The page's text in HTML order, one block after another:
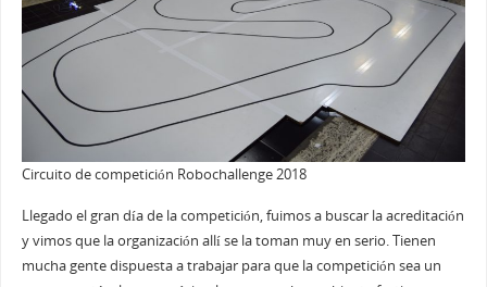
Circuito de competición Robochallenge 2018
Llegado el gran día de la competición, fuimos a buscar la acreditación
y vimos que la organización allí se la toman muy en serio. Tienen
mucha gente dispuesta a trabajar para que la competición sea un